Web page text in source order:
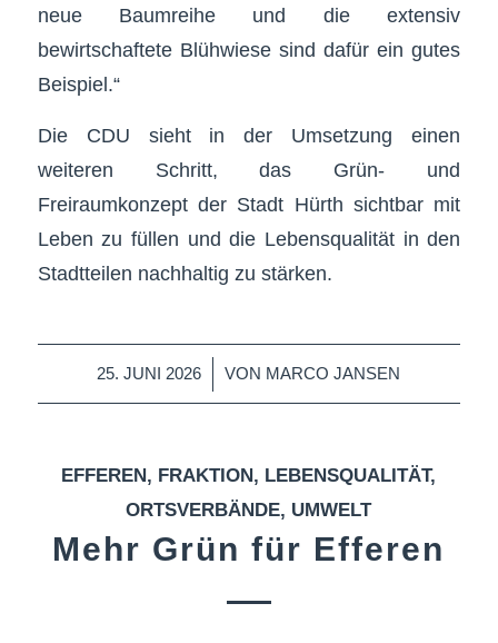
neue Baumreihe und die extensiv
bewirtschaftete Blühwiese sind dafür ein gutes
Beispiel.“
Die CDU sieht in der Umsetzung einen
weiteren Schritt, das Grün- und
Freiraumkonzept der Stadt Hürth sichtbar mit
Leben zu füllen und die Lebensqualität in den
Stadtteilen nachhaltig zu stärken.
25. JUNI 2026
/ VON MARCO JANSEN
EFFEREN, FRAKTION, LEBENSQUALITÄT,
ORTSVERBÄNDE, UMWELT
Mehr Grün für Efferen